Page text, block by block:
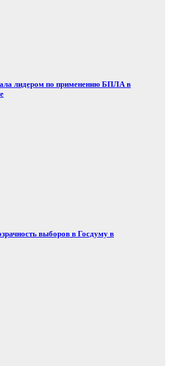
лидером по применению БПЛА в
выборов в Госдуму в